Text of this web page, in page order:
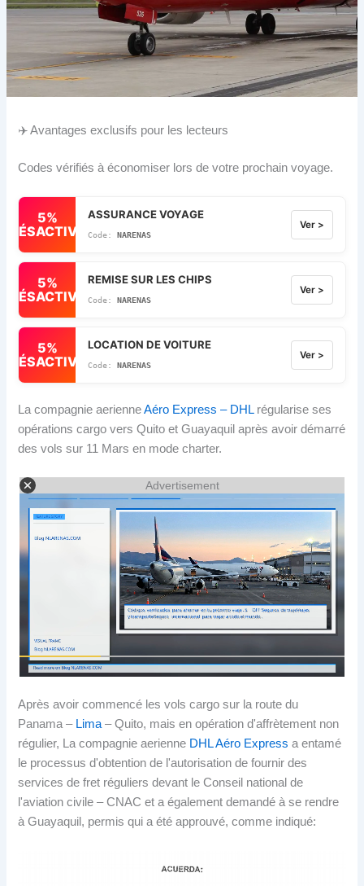
✈️ Avantages exclusifs pour les lecteurs
Codes vérifiés à économiser lors de votre prochain voyage.
5%
DÉSACTIVÉ
ASSURANCE VOYAGE
NARENAS
Ver >
5%
DÉSACTIVÉ
REMISE SUR LES CHIPS
NARENAS
Ver >
5%
DÉSACTIVÉ
LOCATION DE VOITURE
NARENAS
Ver >
La compagnie aerienneAéro Express – DHLrégularise ses
opérations cargo vers Quito et Guayaquil après avoir démarré
des vols sur 11 Mars en mode charter.
Advertisement
Après avoir commencé les vols cargo sur la route du
Panama – Lima – Quito, mais en opération d'affrètement non
régulier, La compagnie aerienne DHL Aéro Express a entamé
le processus d'obtention de l'autorisation de fournir des
services de fret réguliers devant le Conseil national de
l'aviation civile – CNAC et a également demandé à se rendre
à Guayaquil, permis qui a été approuvé, comme indiqué: